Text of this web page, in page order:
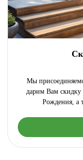
Мы
дарим Вам скидку
Рождения, а